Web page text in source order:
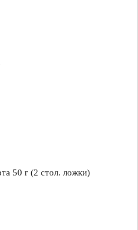
50 г (2 стол. ложки)